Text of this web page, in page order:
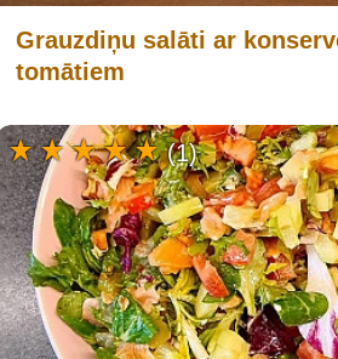
Grauzdiņu salāti ar
tomātiem
(1)